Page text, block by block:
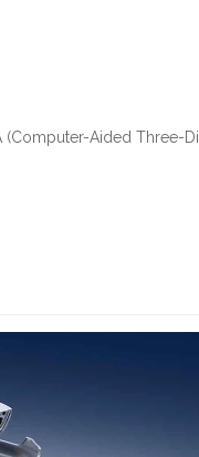
Aided Three-